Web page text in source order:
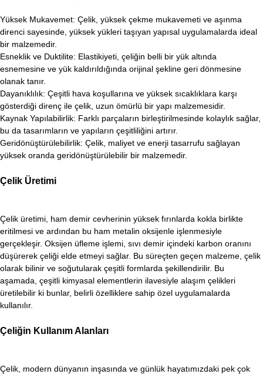
Yüksek Mukavemet: Çelik, yüksek çekme mukavemeti ve aşınma
direnci sayesinde, yüksek yükleri taşıyan yapısal uygulamalarda ideal
bir malzemedir.
Esneklik ve Duktilite: Elastikiyeti, çeliğin belli bir yük altında
esnemesine ve yük kaldırıldığında orijinal şekline geri dönmesine
olanak tanır.
Dayanıklılık: Çeşitli hava koşullarına ve yüksek sıcaklıklara karşı
gösterdiği direnç ile çelik, uzun ömürlü bir yapı malzemesidir.
Kaynak Yapılabilirlik: Farklı parçaların birleştirilmesinde kolaylık sağlar,
bu da tasarımların ve yapıların çeşitliliğini artırır.
Geridönüştürülebilirlik: Çelik, maliyet ve enerji tasarrufu sağlayan
yüksek oranda geridönüştürülebilir bir malzemedir.
Çelik Üretimi
Çelik üretimi, ham demir cevherinin yüksek fırınlarda kokla birlikte
eritilmesi ve ardından bu ham metalin oksijenle işlenmesiyle
gerçekleşir. Oksijen üfleme işlemi, sıvı demir içindeki karbon oranını
düşürerek çeliği elde etmeyi sağlar. Bu süreçten geçen malzeme, çelik
olarak bilinir ve soğutularak çeşitli formlarda şekillendirilir. Bu
aşamada, çeşitli kimyasal elementlerin ilavesiyle alaşım çelikleri
üretilebilir ki bunlar, belirli özelliklere sahip özel uygulamalarda
kullanılır.
Çeliğin Kullanım Alanları
Çelik, modern dünyanın inşasında ve günlük hayatımızdaki pek çok